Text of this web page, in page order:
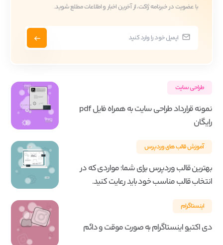
با عضویت در خبرنامه ژاکت، از آخرین اخبار و اطلاعات مطلع شوید.
طراحی سایت
نمونه قرارداد طراحی سایت به همراه فایل pdf
رایگان
آموزش قالب های وردپرس
بهترین قالب وردپرس برای شما؛ مواردی که در
انتخاب قالب مناسب خود باید رعایت کنید.
اینستاگرام
دی اکتیو اینستاگرام به صورت موقت و دائم